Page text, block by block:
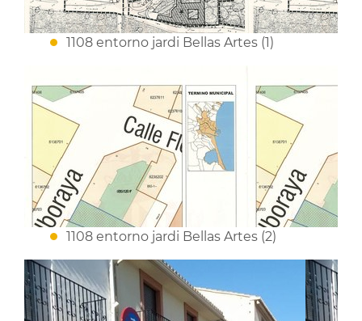
1108 entorno jardi Bellas Artes (1)
1108 entorno jardi Bellas Artes (2)